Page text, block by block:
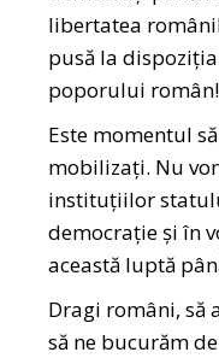
libertatea
pusă la
poporului român!
Este momentul
mobilizați. Nu
instituțiilor
democrație și în
această luptă
Dragi români, să
să ne bucurăm